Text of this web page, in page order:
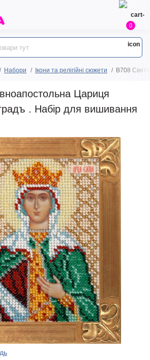
0
Набори Ікони та релігійні сюжети B708
Цариця
. Набір для вишивання